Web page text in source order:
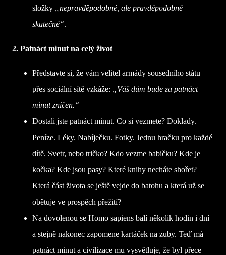
složky
„nepravděpodobné, ale pravděpodobně
skutečné“.
2. Patnáct minut na celý život
Představte si, že vám velitel armády sousedního státu
přes sociální sítě vzkáže:
„Váš dům bude za patnáct
minut zničen.“
Dostali jste patnáct minut. Co si vezmete? Doklady.
Peníze. Léky. Nabíječku. Fotky. Jednu hračku pro každé
dítě. Svetr, nebo tričko? Kdo vezme babičku? Kde je
kočka? Kde jsou pasy? Které knihy necháte shořet?
Která část života se ještě vejde do batohu a která už se
obětuje ve prospěch přežití?
Na dovolenou se Homo sapiens balí několik hodin i dní
a stejně nakonec zapomene kartáček na zuby. Teď má
patnáct minut a civilizace mu vysvětluje, že byl přece